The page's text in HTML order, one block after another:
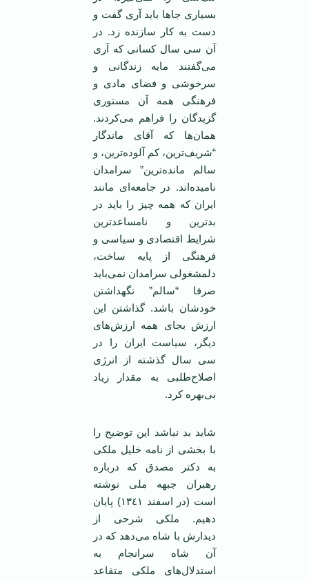
بسیاری جاها باید آری گفت و
دست به کار سازنده زد. در
آن سی سال کسانی که آری
می‌گفتند مایه زندگانی و
سرخوشی و فضای مادی و
فرهنگی همه آن مستوری
گزیدگان را فراهم می‌کردند.
همان‌ها که آقای ماندگار
“شریف‌ترین، کم آلوده‌ترین، و
سالم مانده‌ترین” سرامدان
نامیده‌اند. در جامعه‌ای مانند
ایران که همه چیز را باید در
بد‌ترین و نامساعد‌ترین
شرایط اقتصادی و سیاسی و
فرهنگی از پایه ساخت،
دلمشغولی سرامدان نمی‌باید
صرفا “سالم” نگهداشتن
خودشان باشد. گذاشتن این
ارزش بجای همه ارزش‌های
دیگر، سیاست ایران را در
سی سال گذشته از انرژی
اصلاح‌طلبی به مقدار زیاد
بی‌بهره کرد.
شاید بد نباشد این توضیح را
با بخشی از نامه خلیل ملکی
به دکتر مصدق که درباره
رهبران جبهه ملی نوشته
است (در اسفند ١٣٤١) پایان
دهیم. ملکی شرحی از
دیدارش با شاه می‌دهد که در
آن شاه سرانجام به
استدلال‌های ملکی متقاعد